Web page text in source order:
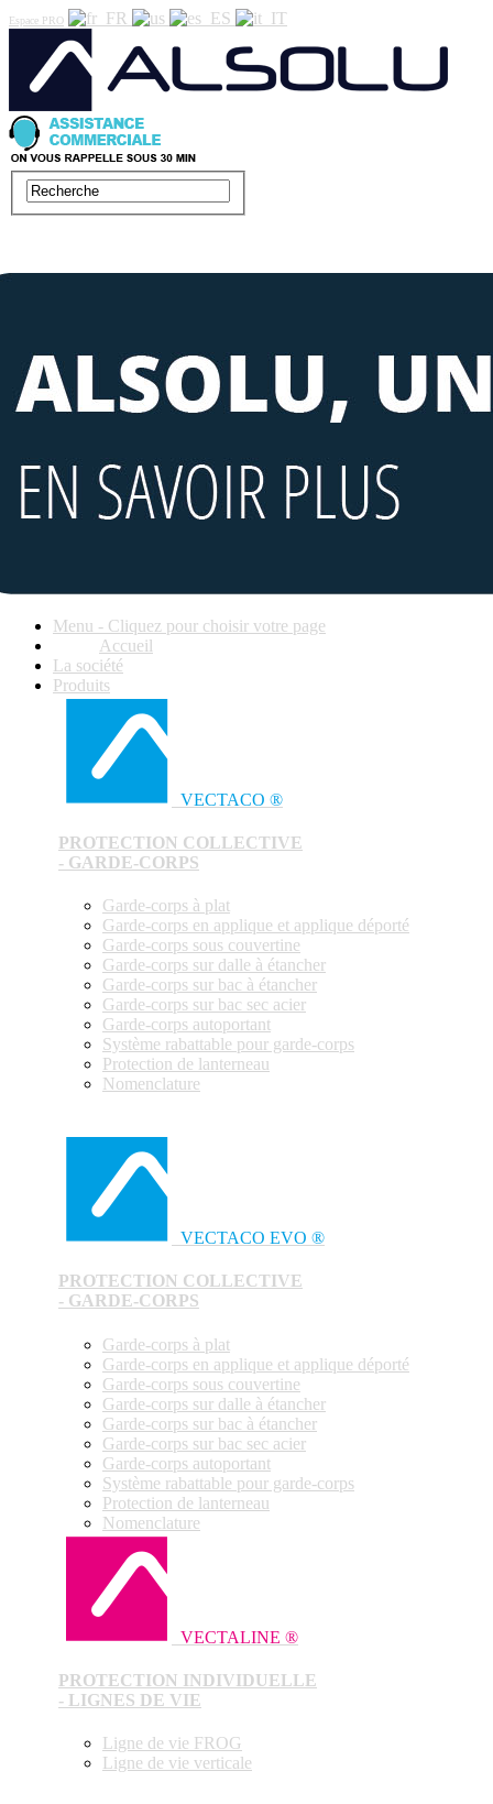
Espace PRO
Menu - Cliquez pour choisir votre page
Accueil
La société
Produits
VECTACO ®
PROTECTION COLLECTIVE
- GARDE-CORPS
Garde-corps à plat
Garde-corps en applique et applique déporté
Garde-corps sous couvertine
Garde-corps sur dalle à étancher
Garde-corps sur bac à étancher
Garde-corps sur bac sec acier
Garde-corps autoportant
Système rabattable pour garde-corps
Protection de lanterneau
Nomenclature
VECTACO EVO ®
PROTECTION COLLECTIVE
- GARDE-CORPS
Garde-corps à plat
Garde-corps en applique et applique déporté
Garde-corps sous couvertine
Garde-corps sur dalle à étancher
Garde-corps sur bac à étancher
Garde-corps sur bac sec acier
Garde-corps autoportant
Système rabattable pour garde-corps
Protection de lanterneau
Nomenclature
VECTALINE ®
PROTECTION INDIVIDUELLE
- LIGNES DE VIE
Ligne de vie FROG
Ligne de vie verticale